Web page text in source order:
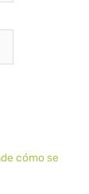
cómo se